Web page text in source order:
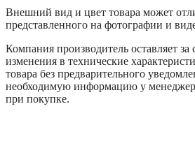
Внешний вид и цвет товара может
представленного на фотографии и
Компания производитель оставляет за
изменения в технические
товара без предварительного
необходимую информацию у
при покупке.